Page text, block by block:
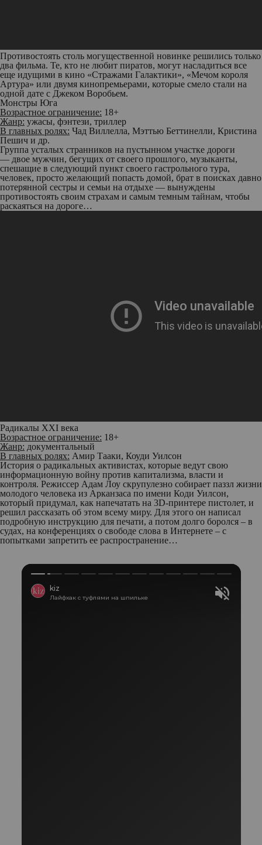
Противостоять столь могущественной новинке решились только
два фильма. Те, кто не любит пиратов, могут насладиться все
еще идущими в кино «Стражами Галактики», «Мечом короля
Артура» или двумя кинопремьерами, которые смело стали на
одной дате с Джеком Воробьем.
Монстры Юга
Возрастное ограничение: 18+
Жанр: ужасы, фэнтези, триллер
В главных ролях: Чад Виллелла, Мэттью Беттинелли, Кристина
Пешич и др.
Группа усталых странников на пустынном участке дороги
— двое мужчин, бегущих от своего прошлого, музыканты,
спешащие в следующий пункт своего гастрольного тура,
человек, просто желающий попасть домой, брат в поисках давно
потерянной сестры и семьи на отдыхе — вынуждены
противостоять своим страхам и самым темным тайнам, чтобы
раскаяться на дороге…
Радикалы XXI века
Возрастное ограничение: 18+
Жанр: документальный
В главных ролях: Амир Тааки, Коуди Уилсон
История о радикальных активистах, которые ведут свою
информационную войну против капитализма, власти и
контроля. Режиссер Адам Лоу скрупулезно собирает паззл жизни
молодого человека из Арканзаса по имени Коди Уилсон,
который придумал, как напечатать на 3D-принтере пистолет, и
решил рассказать об этом всему миру. Для этого он написал
подробную инструкцию для печати, а потом долго боролся – в
судах, на конференциях о свободе слова в Интернете – с
попытками запретить ее распространение…